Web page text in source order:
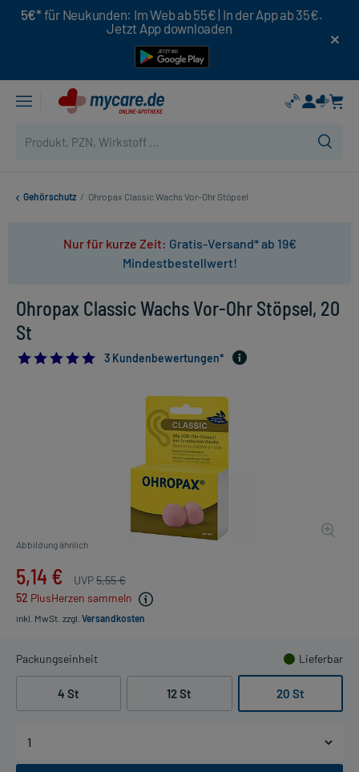
5€* für Neukunden: Im Web ab 55€ | In der App ab 35€.
Jetzt App downloaden
Gehörschutz / Ohropax Classic Wachs Vor-Ohr Stöpsel
Nur für kurze Zeit: Gratis-Versand* ab 19€
Mindestbestellwert!
Ohropax Classic Wachs Vor-Ohr Stöpsel, 20
St
5.0
3 Kundenbewertungen*
Abbildung ähnlich
5,14 € UVP5,55 €
52 PlusHerzen sammeln
inkl. MwSt. zzgl. Versandkosten
Packungseinheit Lieferbar
4 St 12 St 20 St